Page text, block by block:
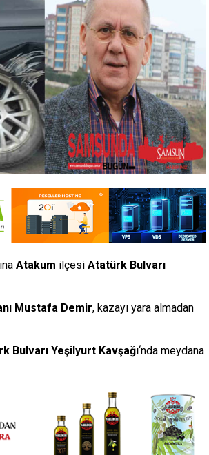
Atakum ilçesi Atatürk Bulvarı
Mustafa Demir, kazayı yara almadan
Bulvarı Yeşilyurt Kavşağı‘nda meydana